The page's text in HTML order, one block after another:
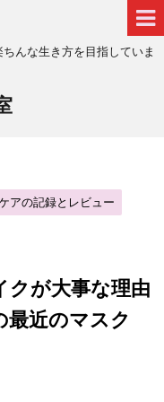
んな生き方を目指していま
アの記録とレビュー
クが大事な理由
近のマスク